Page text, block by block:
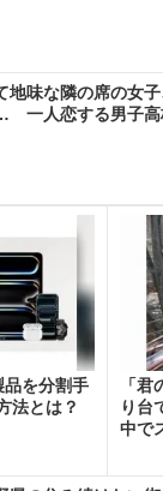
地味な隣の席の女
人恋する男子高
を分割手
法とは？
「
り台
中で